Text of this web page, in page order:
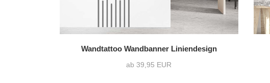
Wandtattoo Wandbanner Liniendesign
ab 39,95 EUR